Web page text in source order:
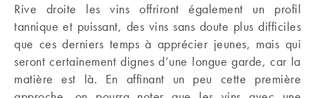
Rive droite les vins offriront également un profil
tannique et puissant, des vins sans doute plus difficiles
que ces derniers temps à apprécier jeunes, mais qui
seront certainement dignes d’une longue garde, car la
matière est là. En affinant un peu cette première